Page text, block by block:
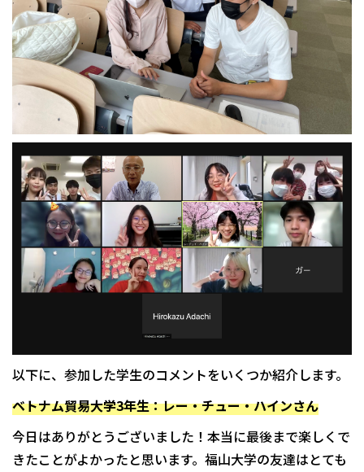
以下に、参加した学生のコメントをいくつか紹介します。
ベトナム貿易大学3年生：レー・チュー・ハインさん
今日はありがとうございました！本当に最後まで楽しくで
きたことがよかったと思います。福山大学の友達はとても